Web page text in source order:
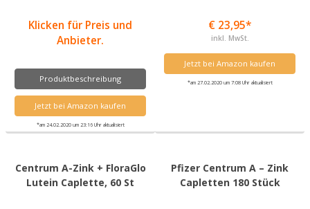
Klicken für Preis und
Anbieter.
Produktbeschreibung
Jetzt bei Amazon kaufen
*am 24.02.2020 um 23:16 Uhr aktualisiert
€ 23,95*
inkl. MwSt.
Jetzt bei Amazon kaufen
*am 27.02.2020 um 7:08 Uhr aktualisiert
Centrum A-Zink + FloraGlo
Lutein Caplette, 60 St
Pfizer Centrum A – Zink
Capletten 180 Stück